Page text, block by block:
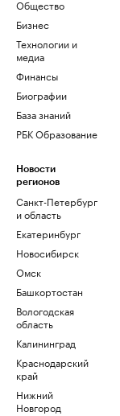
Общество
Бизнес
Технологии и
медиа
Финансы
Биографии
База знаний
РБК Образование
Новости
регионов
Санкт-Петербург
и область
Екатеринбург
Новосибирск
Омск
Башкортостан
Вологодская
область
Калининград
Краснодарский
край
Нижний
Новгород